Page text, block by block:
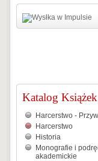
Katalog Książek
Harcerstwo -
Harcerstwo
Historia
Monografie i
akademickie